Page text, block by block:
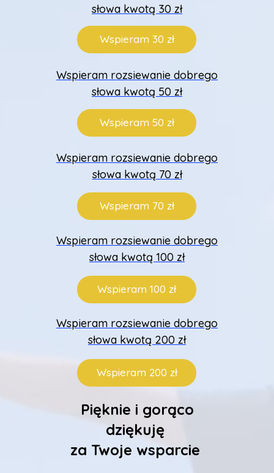
Wspieram 200 zł
Wspieram 100 zł
Wspieram 70 zł
Wspieram 50 zł
Wspieram 30 zł
słowa kwotą 30 zł
Wspieram rozsiewanie dobrego
słowa kwotą 50 zł
Wspieram rozsiewanie dobrego
słowa kwotą 70 zł
Wspieram rozsiewanie dobrego
słowa kwotą 100 zł
Wspieram rozsiewanie dobrego
słowa kwotą 200 zł
Pięknie i gorąco
dziękuję
za Twoje wsparcie